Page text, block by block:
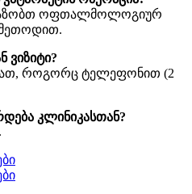
ოფთალმოლოგიურ
ვიზიტი?
როგორც ტელეფონით (2
კლინიკასთან?